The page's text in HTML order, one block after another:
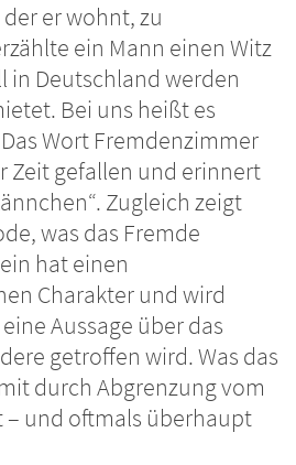
er wohnt, zu
ein Mann einen Witz
in Deutschland werden
Bei uns heißt es
Wort Fremdenzimmer
Zeit gefallen und erinnert
Zugleich zeigt
was das Fremde
hat einen
Charakter und wird
Aussage über das
getroffen wird. Was das
durch Abgrenzung vom
und oftmals überhaupt